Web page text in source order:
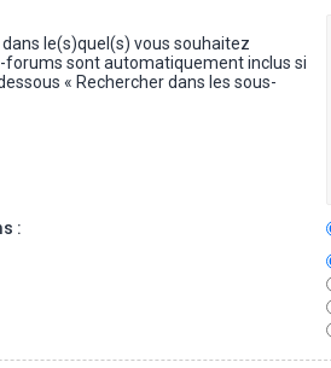
le(s)quel(s) vous souhaitez
sont automatiquement inclus si
« Rechercher dans les sous-
: